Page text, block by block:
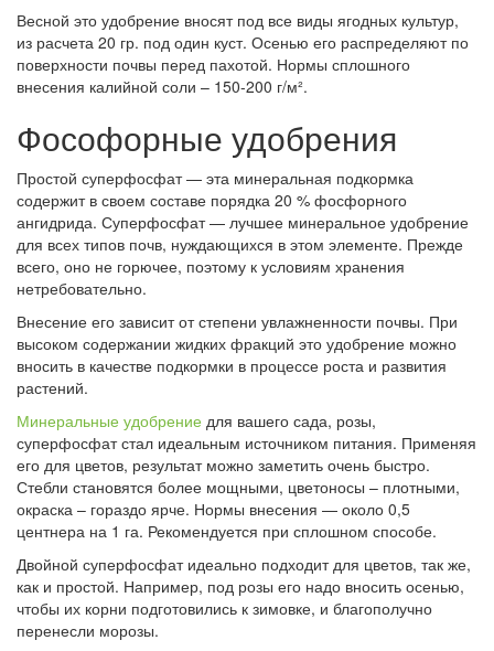
Весной это удобрение вносят под все виды ягодных культур,
из расчета 20 гр. под один куст. Осенью его распределяют по
поверхности почвы перед пахотой. Нормы сплошного
внесения калийной соли – 150-200 г/м².
Фософорные удобрения
Простой суперфосфат — эта минеральная подкормка
содержит в своем составе порядка 20 % фосфорного
ангидрида. Суперфосфат — лучшее минеральное удобрение
для всех типов почв, нуждающихся в этом элементе. Прежде
всего, оно не горючее, поэтому к условиям хранения
нетребовательно.
Внесение его зависит от степени увлажненности почвы. При
высоком содержании жидких фракций это удобрение можно
вносить в качестве подкормки в процессе роста и развития
растений.
Минеральные удобрение для вашего сада, розы,
суперфосфат стал идеальным источником питания. Применяя
его для цветов, результат можно заметить очень быстро.
Стебли становятся более мощными, цветоносы – плотными,
окраска – гораздо ярче. Нормы внесения — около 0,5
центнера на 1 га. Рекомендуется при сплошном способе.
Двойной суперфосфат идеально подходит для цветов, так же,
как и простой. Например, под розы его надо вносить осенью,
чтобы их корни подготовились к зимовке, и благополучно
перенесли морозы.